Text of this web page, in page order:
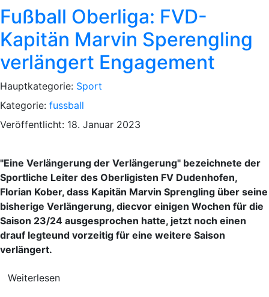
Fußball Oberliga: FVD-
Kapitän Marvin Sperengling
verlängert Engagement
Hauptkategorie: Sport
Kategorie: fussball
Veröffentlicht: 18. Januar 2023
"Eine Verlängerung der Verlängerung" bezeichnete der
Sportliche Leiter des Oberligisten FV Dudenhofen,
Florian Kober, dass Kapitän Marvin Sprengling über seine
bisherige Verlängerung, diecvor einigen Wochen für die
Saison 23/24 ausgesprochen hatte, jetzt noch einen
drauf legteund vorzeitig für eine weitere Saison
verlängert.
Weiterlesen